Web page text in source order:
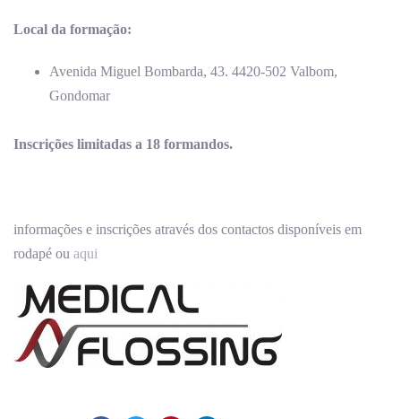
Local da formação:
Avenida Miguel Bombarda, 43. 4420-502 Valbom,
Gondomar
Inscrições limitadas a 18 formandos.
informações e inscrições através dos contactos disponíveis em
rodapé ou aqui